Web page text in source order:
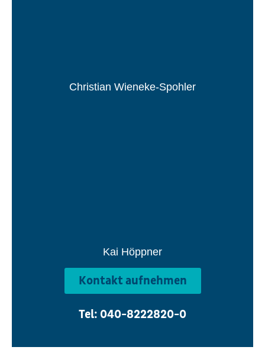
Christian Wieneke-Spohler
Kai Höppner
Kontakt aufnehmen
Tel: 040-8222820-0